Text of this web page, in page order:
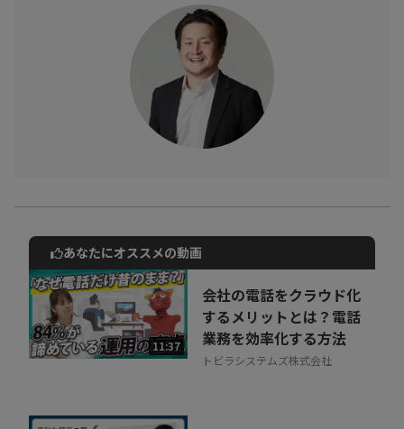
動画でご紹介しているサービスについて
お気軽にご相談・ご質問いただけます！
30秒でお申し込み可能
相談を希望する 無料
あなたにオススメの動画
11:37
会社の電話をクラウド化
するメリットとは？電話
業務を効率化する方法
トビラシステムズ株式会社